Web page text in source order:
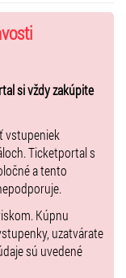
A tento nový
Skupina
rúcha
v stredovekom
divákov sprevádza
sebou prináša
multimediálna
z každého
spevu,
motívmi a
show s
si vždy zakúpite
vstupeniek
Ticketportal s
a tento
Kúpnu
uzatvárate
sú uvedené